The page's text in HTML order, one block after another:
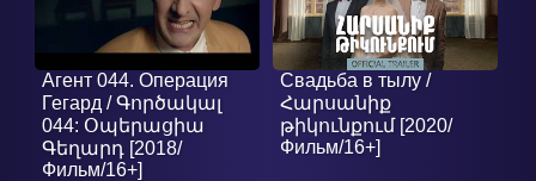
Агент 044. Операция
Гегард / Գործակալ
044: Օպերացիա
Գեղարդ [2018/
Фильм/16+]
Свадьба в тылу /
Հարսանիք
թիկունքում [2020/
Фильм/16+]